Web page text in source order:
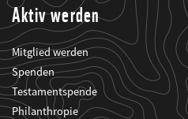
Aktiv werden
Mitglied werden
Spenden
Testamentspende
Philanthropie